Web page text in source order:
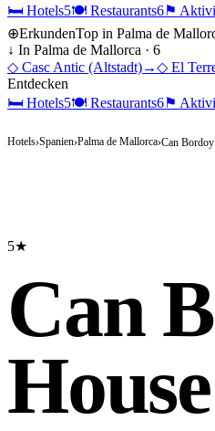
🛏 Hotels5🍽 Restaurants6⚑
⊕ErkundenTop in Palma de
↓ In Palma de Mallorca · 6
◇ Casc Antic (Altstadt)→◇ El
Entdecken
🛏 Hotels5🍽 Restaurants6⚑
Hotels›Spanien›Palma de Mallorca›Can
5★
Can